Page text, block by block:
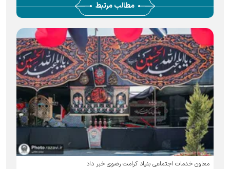
مطالب مرتبط
معاون خدمات اجتماعی بنیاد کرامت رضوی خبر داد